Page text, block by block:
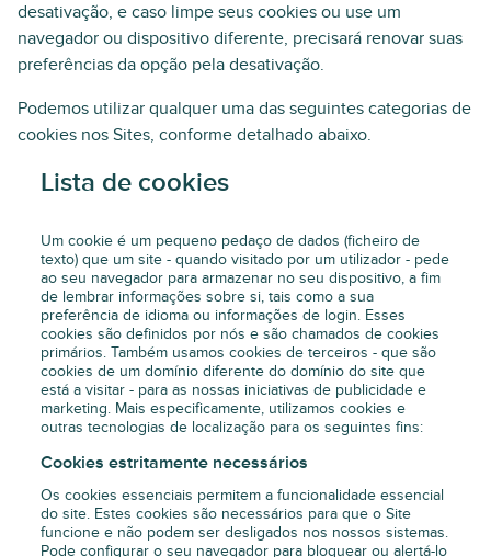
desativação, e caso limpe seus cookies ou use um
navegador ou dispositivo diferente, precisará renovar suas
preferências da opção pela desativação.
Podemos utilizar qualquer uma das seguintes categorias de
cookies nos Sites, conforme detalhado abaixo.
Lista de cookies
Um cookie é um pequeno pedaço de dados (ficheiro de
texto) que um site - quando visitado por um utilizador - pede
ao seu navegador para armazenar no seu dispositivo, a fim
de lembrar informações sobre si, tais como a sua
preferência de idioma ou informações de login. Esses
cookies são definidos por nós e são chamados de cookies
primários. Também usamos cookies de terceiros - que são
cookies de um domínio diferente do domínio do site que
está a visitar - para as nossas iniciativas de publicidade e
marketing. Mais especificamente, utilizamos cookies e
outras tecnologias de localização para os seguintes fins:
Cookies estritamente necessários
Os cookies essenciais permitem a funcionalidade essencial
do site. Estes cookies são necessários para que o Site
funcione e não podem ser desligados nos nossos sistemas.
Pode configurar o seu navegador para bloquear ou alertá-lo